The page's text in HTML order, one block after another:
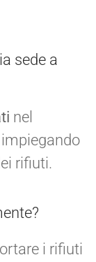
sede a
nel
rifiuti.
i rifiuti